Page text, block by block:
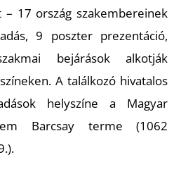
17 ország szakembereinek
9 poszter prezentáció,
bejárások alkotják
A találkozó hivatalos
helyszíne a Magyar
Barcsay terme (1062